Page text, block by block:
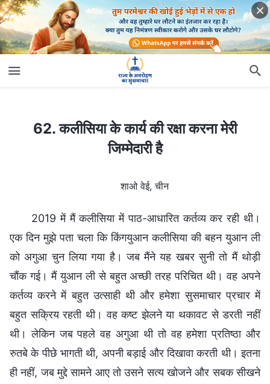
62. कलीसिया के कार्य की रक्षा करना मेरी जिम्मेदारी है
62. कलीसिया के कार्य की रक्षा करना मेरी
जिम्मेदारी है
शाओ वेई, चीन
2019 में मैं कलीसिया में पाठ-आधारित कर्तव्य कर रही थी।
एक दिन मुझे पता चला कि किंगयुआन कलीसिया की बहन युआन ली
को अगुआ चुन लिया गया है। जब मैंने यह खबर सुनी तो मैं थोड़ी
चौंक गई। मैं युआन ली से बहुत अच्छी तरह परिचित थी। वह अपने
कर्तव्य करने में बहुत उत्साही थी और हमेशा सुसमाचार प्रचार में
बहुत सक्रिय रहती थी। वह कष्ट झेलने या थकावट से डरती नहीं
थी। लेकिन जब पहले वह अगुआ थी तो वह हमेशा प्रतिष्ठा और
रुतबे के पीछे भागती थी, अपनी बड़ाई और दिखावा करती थी। इतना
ही नहीं, जब मुद्दे सामने आए तो उसने सत्य खोजने और सबक सीखने